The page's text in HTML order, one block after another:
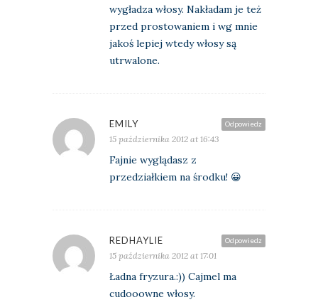
wygładza włosy. Nakładam je też
przed prostowaniem i wg mnie
jakoś lepiej wtedy włosy są
utrwalone.
Odpowiedz
EMILY
15 października 2012 at 16:43
Fajnie wyglądasz z
przedziałkiem na środku! 😀
Odpowiedz
REDHAYLIE
15 października 2012 at 17:01
Ładna fryzura.:)) Cajmel ma
cudooowne włosy.